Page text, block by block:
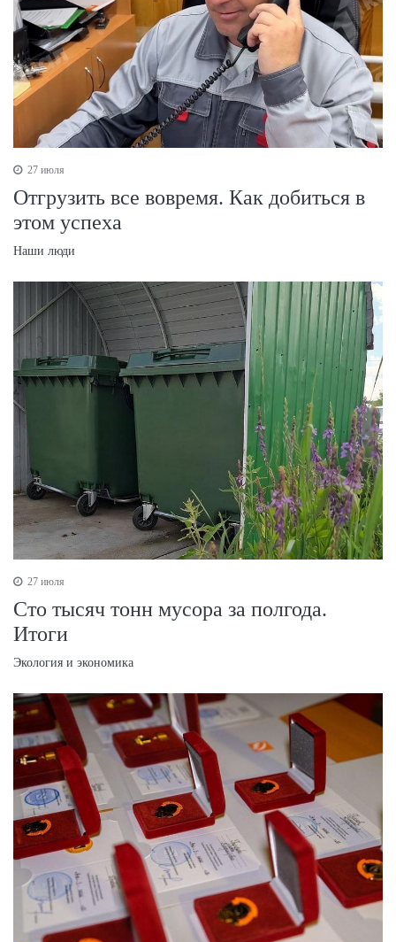
27 июля
Отгрузить все вовремя. Как добиться в
этом успеха
Наши люди
27 июля
Сто тысяч тонн мусора за полгода.
Итоги
Экология и экономика